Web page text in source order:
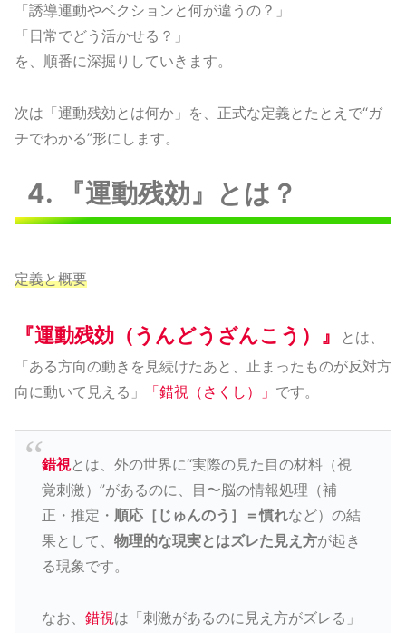
「誘導運動やベクションと何が違うの？」
「日常でどう活かせる？」
を、順番に深掘りしていきます。
次は「運動残効とは何か」を、正式な定義とたとえで“ガ
チでわかる”形にします。
4. 『運動残効』とは？
定義と概要
『運動残効（うんどうざんこう）』
とは、
「ある方向の動きを見続けたあと、止まったものが反対方
向に動いて見える」
「錯視（さくし）」 です。
錯視とは、外の世界に“実際の見た目の材料（視
覚刺激）”があるのに、目〜脳の情報処理（補
正・推定・ 順応［じゅんのう］＝慣れなど）の結
果として、 物理的な現実とはズレた見え方が起き
る現象です。
なお、 錯視は「刺激があるのに見え方がズレる」